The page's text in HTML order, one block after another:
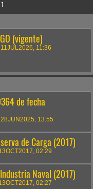
1
(vigente)
11:36
de fecha
13:55
de Carga (2017)
02:29
Naval (2017)
02:27